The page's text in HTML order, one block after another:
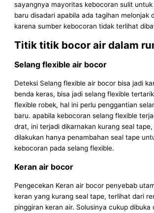
sayangnya mayoritas kebocoran sulit untuk
baru disadari apabila ada tagihan melonjak
karena sumber kebocoran tidak terlihat
Titik titik bocor air dalam
Selang flexible air bocor
Deteksi Selang flexible air bocor bisa jadi
benda keras, bisa jadi selang flexible
flexible robek, hal ini perlu penggantian
baru. apabila kebocoran selang flexible
drat, ini terjadi dikarnakan kurang seal
dilakukan hanya penambahan seal tape
kebocoran pada selang flexible.
Keran air bocor
Pengecekan Keran air bocor penyebab
keran yang kurang seal tape, terlihat dari
pinggiran keran air. Solusinya cukup dibuka